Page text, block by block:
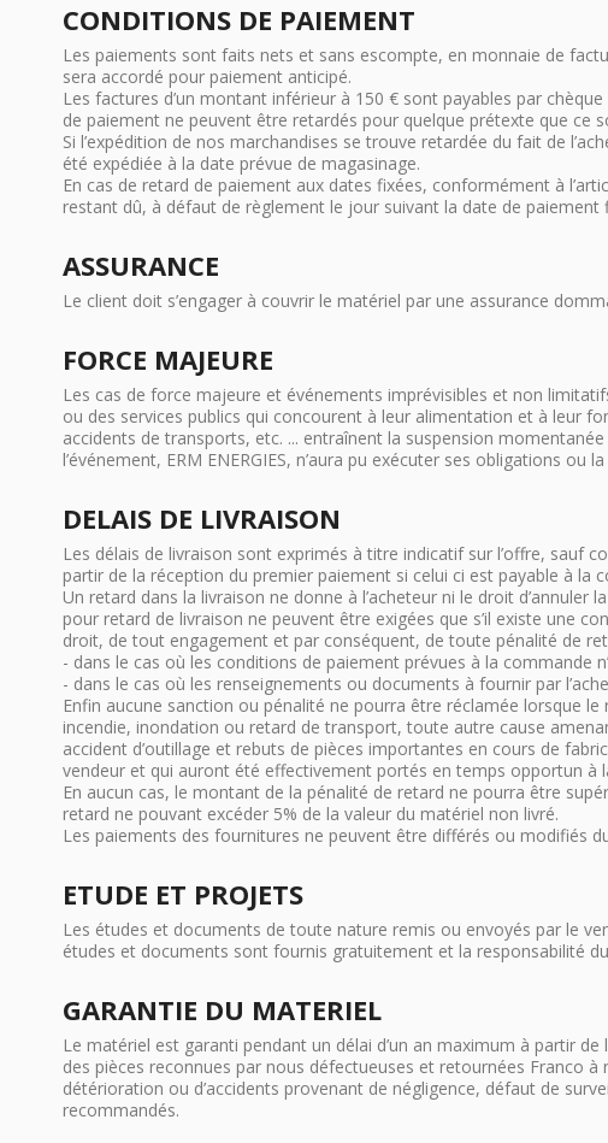
CONDITIONS DE PAIEMENT
Les paiements sont faits nets et sans escompte, en monnaie de
sera accordé pour paiement anticipé.
Les factures d’un montant inférieur à 150 € sont payables par
de paiement ne peuvent être retardés pour quelque prétexte que ce
Si l’expédition de nos marchandises se trouve retardée du fait de
été expédiée à la date prévue de magasinage.
En cas de retard de paiement aux dates fixées, conformément à
restant dû, à défaut de règlement le jour suivant la date de
ASSURANCE
Le client doit s’engager à couvrir le matériel par une assurance
FORCE MAJEURE
Les cas de force majeure et événements imprévisibles et non
ou des services publics qui concourent à leur alimentation et à leur
accidents de transports, etc. ... entraînent la suspension
l’événement, ERM ENERGIES, n’aura pu exécuter ses obligations
DELAIS DE LIVRAISON
Les délais de livraison sont exprimés à titre indicatif sur l’offre, sauf
partir de la réception du premier paiement si celui ci est payable à la
Un retard dans la livraison ne donne à l’acheteur ni le droit
pour retard de livraison ne peuvent être exigées que s’il existe une
droit, de tout engagement et par conséquent, de toute pénalité de
- dans le cas où les conditions de paiement prévues à la commande
- dans le cas où les renseignements ou documents à fournir par
Enfin aucune sanction ou pénalité ne pourra être réclamée lorsque
incendie, inondation ou retard de transport, toute autre cause
accident d’outillage et rebuts de pièces importantes en cours de
vendeur et qui auront été effectivement portés en temps opportun à
En aucun cas, le montant de la pénalité de retard ne pourra être
retard ne pouvant excéder 5% de la valeur du matériel non livré.
Les paiements des fournitures ne peuvent être différés ou modifiés
ETUDE ET PROJETS
Les études et documents de toute nature remis ou envoyés par le
études et documents sont fournis gratuitement et la responsabilité
GARANTIE DU MATERIEL
Le matériel est garanti pendant un délai d’un an maximum à partir
des pièces reconnues par nous défectueuses et retournées Franco
détérioration ou d’accidents provenant de négligence, défaut de
recommandés.